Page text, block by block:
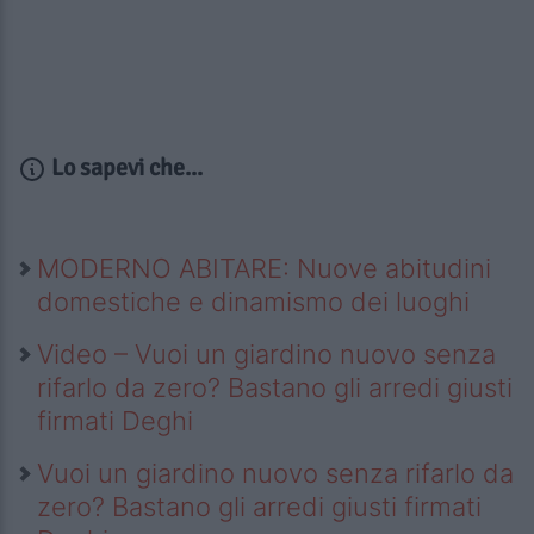
Lo sapevi che...
MODERNO ABITARE: Nuove abitudini
domestiche e dinamismo dei luoghi
Video – Vuoi un giardino nuovo senza
rifarlo da zero? Bastano gli arredi giusti
firmati Deghi
Vuoi un giardino nuovo senza rifarlo da
zero? Bastano gli arredi giusti firmati